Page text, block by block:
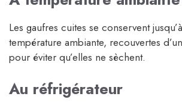
Les gaufres cuites se conservent
température ambiante, recouvertes
pour éviter qu’elles ne sèchent.
Au réfrigérateur